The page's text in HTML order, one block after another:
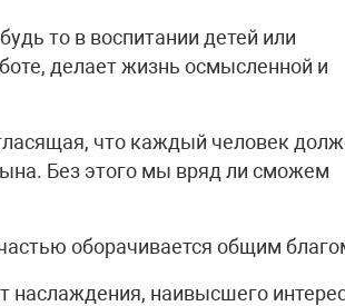
то в воспитании детей или
делает жизнь осмысленной и
что каждый человек
Без этого мы вряд ли сможем
оборачивается общим
наслаждения, наивысшего